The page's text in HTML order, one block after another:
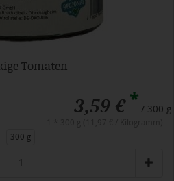
Tomaten
3,59 €* / 300 g
300 g